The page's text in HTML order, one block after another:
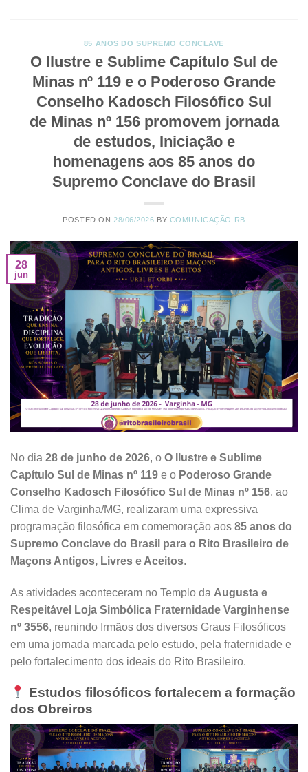
85 ANOS DO SUPREMO CONCLAVE
O Ilustre e Sublime Capítulo Sul de
Minas nº 119 e o Poderoso Grande
Conselho Kadosch Filosófico Sul
de Minas nº 156 promovem jornada
de estudos, Iniciação e
homenagens aos 85 anos do
Supremo Conclave do Brasil
POSTED ON 28/06/2026 BY COMUNICAÇÃO RB
28
jun
No dia 28 de junho de 2026, o O Ilustre e Sublime
Capítulo Sul de Minas nº 119 e o Poderoso Grande
Conselho Kadosch Filosófico Sul de Minas nº 156, ao
Clima de Varginha/MG, realizaram uma expressiva
programação filosófica em comemoração aos 85 anos do
Supremo Conclave do Brasil para o Rito Brasileiro de
Maçons Antigos, Livres e Aceitos.
As atividades aconteceram no Templo da Augusta e
Respeitável Loja Simbólica Fraternidade Varginhense
nº 3556, reunindo Irmãos dos diversos Graus Filosóficos
em uma jornada marcada pelo estudo, pela fraternidade e
pelo fortalecimento dos ideais do Rito Brasileiro.
Estudos filosóficos fortalecem a formação
dos Obreiros